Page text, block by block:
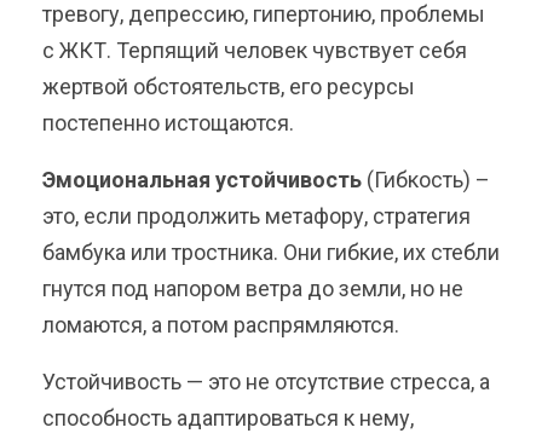
тревогу, депрессию, гипертонию, проблемы
с ЖКТ. Терпящий человек чувствует себя
жертвой обстоятельств, его ресурсы
постепенно истощаются.
Эмоциональная устойчивость (Гибкость) –
это, если продолжить метафору, стратегия
бамбука или тростника. Они гибкие, их стебли
гнутся под напором ветра до земли, но не
ломаются, а потом распрямляются.
Устойчивость — это не отсутствие стресса, а
способность адаптироваться к нему,